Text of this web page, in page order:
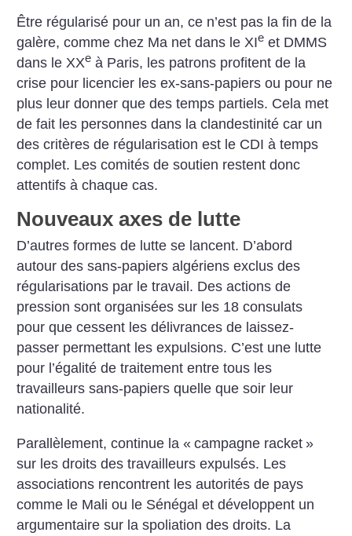
Être régularisé pour un an, ce n’est pas la fin de la
galère, comme chez Ma net dans le XIe et DMMS
dans le XXe à Paris, les patrons profitent de la
crise pour licencier les ex-sans-papiers ou pour ne
plus leur donner que des temps partiels. Cela met
de fait les personnes dans la clandestinité car un
des critères de régularisation est le CDI à temps
complet. Les comités de soutien restent donc
attentifs à chaque cas.
Nouveaux axes de lutte
D’autres formes de lutte se lancent. D’abord
autour des sans-papiers algériens exclus des
régularisations par le travail. Des actions de
pression sont organisées sur les 18 consulats
pour que cessent les délivrances de laissez-
passer permettant les expulsions. C’est une lutte
pour l’égalité de traitement entre tous les
travailleurs sans-papiers quelle que soir leur
nationalité.
Parallèlement, continue la « campagne racket »
sur les droits des travailleurs expulsés. Les
associations rencontrent les autorités de pays
comme le Mali ou le Sénégal et développent un
argumentaire sur la spoliation des droits. La